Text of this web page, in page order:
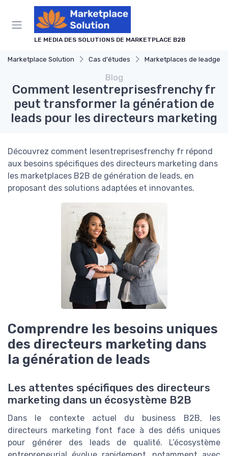
LE MEDIA DES SOLUTIONS DE MARKETPLACE B2B
Marketplace Solution Cas d'études Marketplaces de leadgen
Blog
Comment lesentreprisesfrenchy fr
peut transformer la génération de
leads pour les directeurs marketing
Découvrez comment lesentreprisesfrenchy fr répond
aux besoins spécifiques des directeurs marketing dans
les marketplaces B2B de génération de leads, en
proposant des solutions adaptées et innovantes.
Comprendre les besoins uniques
des directeurs marketing dans
la génération de leads
Les attentes spécifiques des directeurs
marketing dans un écosystème B2B
Dans le contexte actuel du business B2B, les
directeurs marketing font face à des défis uniques
pour générer des leads de qualité. L’écosystème
Panneau de gestion des cookies